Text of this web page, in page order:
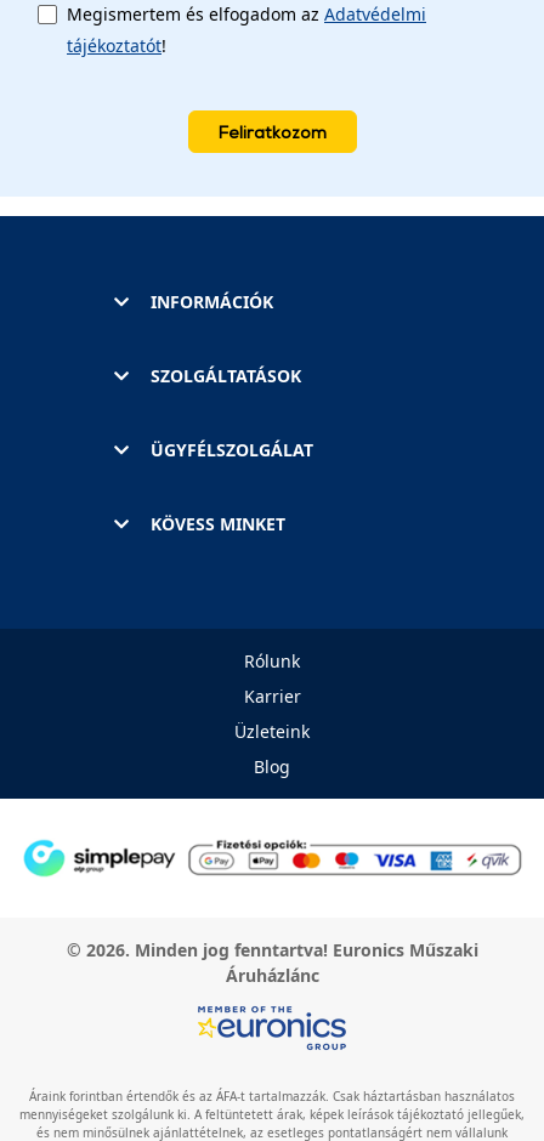
Megismertem és elfogadom az Adatvédelmi
tájékoztatót!
Feliratkozom
INFORMÁCIÓK
SZOLGÁLTATÁSOK
ÜGYFÉLSZOLGÁLAT
KÖVESS MINKET
Rólunk
Karrier
Üzleteink
Blog
© 2026. Minden jog fenntartva! Euronics Műszaki
Áruházlánc
Áraink forintban értendők és az ÁFA-t tartalmazzák. Csak háztartásban használatos
mennyiségeket szolgálunk ki. A feltüntetett árak, képek leírások tájékoztató jellegűek,
és nem minősülnek ajánlattételnek, az esetleges pontatlanságért nem vállalunk